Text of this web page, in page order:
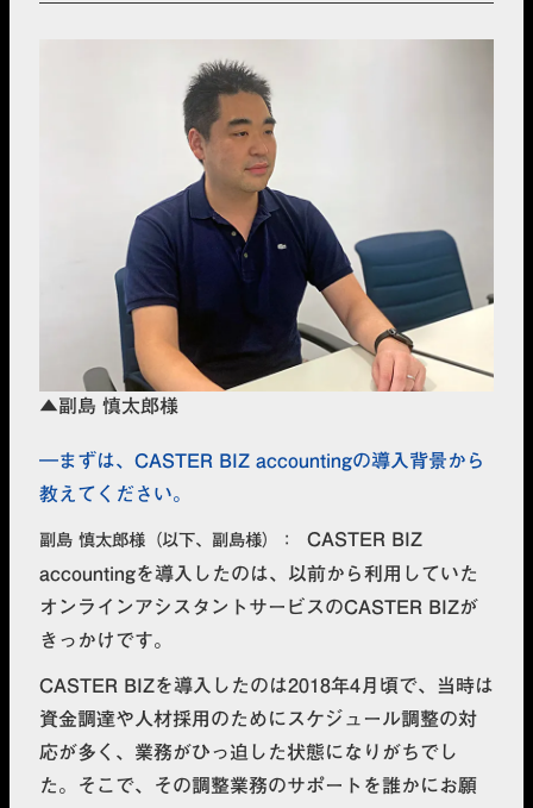
▲副島 慎太郎様
まずは、CASTER BIZ accountingの導入背景から
教えてください。
副島 慎太郎様（以下、副島様）
CASTER BIZ
accountingを導入したのは、以前から利用していた
オンラインアシスタントサービスのCASTER BIZが
きっかけです。
CASTER BIZを導入したのは2018年4月頃で、当時は
資金調達や人材採用のためにスケジュール調整の対
応が多く、業務がひっ迫した状態になりがちでし
た。そこで、その調整業務のサポートを誰かにお願